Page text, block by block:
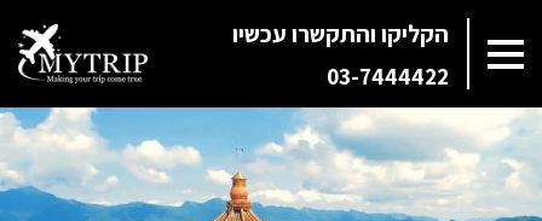
הקליקו והתקשרו עכשיו
03-7444422